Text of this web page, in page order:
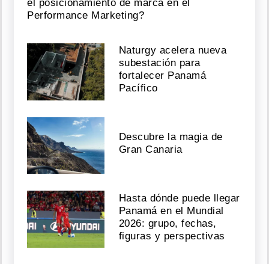
el posicionamiento de marca en el
Performance Marketing?
Naturgy acelera nueva
subestación para
fortalecer Panamá
Pacífico
Descubre la magia de
Gran Canaria
Hasta dónde puede llegar
Panamá en el Mundial
2026: grupo, fechas,
figuras y perspectivas